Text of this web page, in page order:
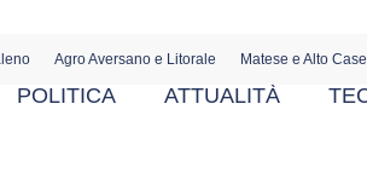
Agro Aversano e Litorale Matese e Alto
POLITICA ATTUALITÀ